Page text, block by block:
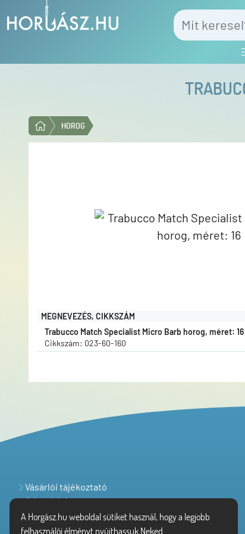
A Horgász.hu weboldal sütiket használ, hogy a legjobb
felhasználói élményt nyújthassuk Neked.
HOROG
MEGNEVEZÉS, CIKKSZÁM
Trabucco Match Specialist Micro Barb horog, méret: 16
Cikkszám: 023-60-160
Vásárlói tájékoztató
Adatvédelem